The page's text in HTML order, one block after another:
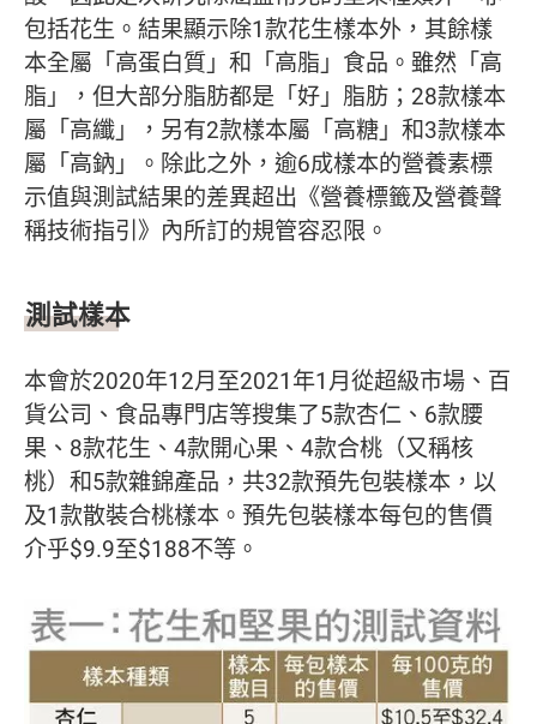
包括花生。結果顯示除1款花生樣本外，其餘樣
本全屬「高蛋白質」和「高脂」食品。雖然「高
脂」，但大部分脂肪都是「好」脂肪；28款樣本
屬「高纖」，另有2款樣本屬「高糖」和3款樣本
屬「高鈉」。除此之外，逾6成樣本的營養素標
示值與測試結果的差異超出《營養標籤及營養聲
稱技術指引》內所訂的規管容忍限。
測試樣本
本會於2020年12月至2021年1月從超級市場、百
貨公司、食品專門店等搜集了5款杏仁、6款腰
果、8款花生、4款開心果、4款合桃（又稱核
桃）和5款雜錦產品，共32款預先包裝樣本，以
及1款散裝合桃樣本。預先包裝樣本每包的售價
介乎$9.9至$188不等。